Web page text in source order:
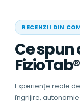
RECENZII DIN
Ce spun
FizioTab®
Experiențe reale
îngrijire,